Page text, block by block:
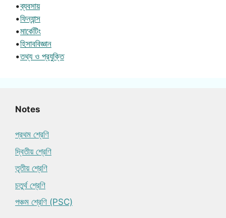
•ব্যবসায়
•ফিন্যান্স
•মার্কেটিং
•হিসাববিজ্ঞান
•তথ্য ও প্রযুক্তি
Notes
প্রথম শ্রেণি
দ্বিতীয় শ্রেণি
তৃতীয় শ্রেণি
চতুর্থ শ্রেণি
পঞ্চম শ্রেণি (PSC)